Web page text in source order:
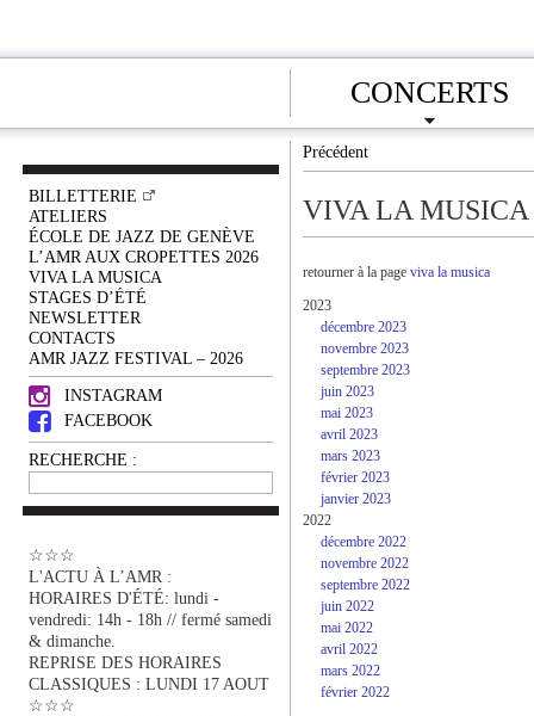
CONCERTS
BILLETTERIE
ATELIERS
ÉCOLE DE JAZZ DE GENÈVE
L’AMR AUX CROPETTES 2026
VIVA LA MUSICA
STAGES D’ÉTÉ
NEWSLETTER
CONTACTS
AMR JAZZ FESTIVAL – 2026
INSTAGRAM
FACEBOOK
RECHERCHE :
☆☆☆
L'ACTU À L’AMR :
HORAIRES D'ÉTÉ: lundi -
vendredi: 14h - 18h // fermé samedi
& dimanche.
REPRISE DES HORAIRES
CLASSIQUES : LUNDI 17 AOUT
☆☆☆
Précédent
VIVA LA MUSICA
retourner à la page viva la musica
2023
décembre 2023
novembre 2023
septembre 2023
juin 2023
mai 2023
avril 2023
mars 2023
février 2023
janvier 2023
2022
décembre 2022
novembre 2022
septembre 2022
juin 2022
mai 2022
avril 2022
mars 2022
février 2022